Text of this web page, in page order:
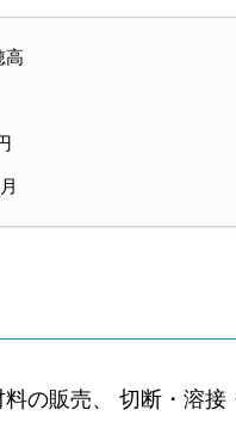
高
の販売、 切断・溶接